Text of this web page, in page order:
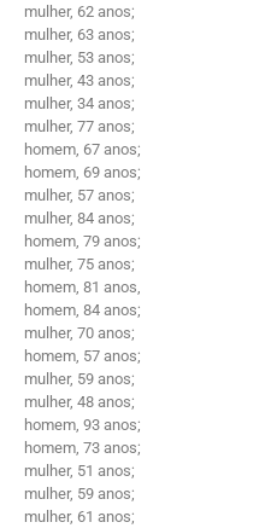
mulher, 62 anos;
mulher, 63 anos;
mulher, 53 anos;
mulher, 43 anos;
mulher, 34 anos;
mulher, 77 anos;
homem, 67 anos;
homem, 69 anos;
mulher, 57 anos;
mulher, 84 anos;
homem, 79 anos;
mulher, 75 anos;
homem, 81 anos,
homem, 84 anos;
mulher, 70 anos;
homem, 57 anos;
mulher, 59 anos;
mulher, 48 anos;
homem, 93 anos;
homem, 73 anos;
mulher, 51 anos;
mulher, 59 anos;
mulher, 61 anos;